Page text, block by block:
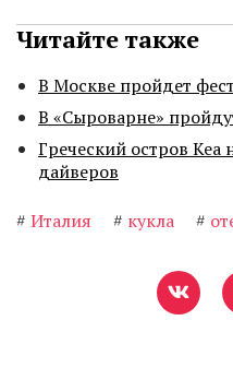
Читайте также
В Москве пройдет
В «Сыроварне»
Греческий остров Кеа
дайверов
# Италия # кукла #